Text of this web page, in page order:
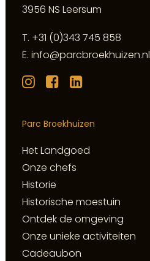
3956 NS Leersum
T. +31 (0)343 745 858
E. info@parcbroekhuizen.nl
Parc Broekhuizen
Het Landgoed
Onze chefs
Historie
Historische moestuin
Ontdek de omgeving
Onze unieke activiteiten
Cadeaubon